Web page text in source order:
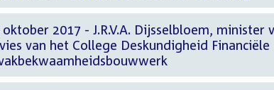
2017 - J.R.V.A. Dijsselbloem, minister
van het College Deskundigheid Financiële